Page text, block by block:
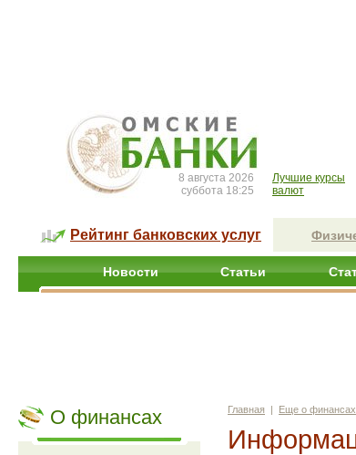
8 августа 2026
суббота 18:25
Лучшие курсы
валют
Рейтинг банковских услуг
Новости Статьи
О финансах Главная | Еще о финансах